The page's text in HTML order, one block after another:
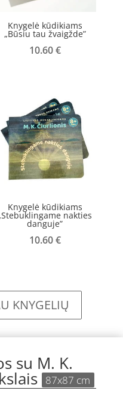
Knygelė kūdikiams
„Būsiu tau žvaigžde”
10.60€
Knygelė kūdikiams
nakties
danguje”
10.60€
KNYGELIŲ
su M. K.
87x87 cm